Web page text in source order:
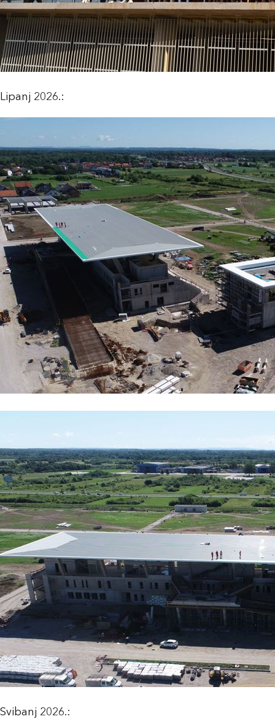
Lipanj 2026.:
Svibanj 2026.: